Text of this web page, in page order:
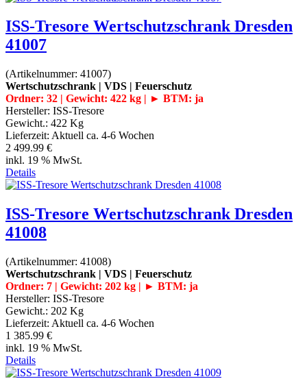
ISS-Tresore Wertschutzschrank Dresden
41007
(Artikelnummer: 41007)
Wertschutzschrank | VDS | Feuerschutz
Ordner: 32 | Gewicht: 422 kg | ► BTM: ja
Hersteller: ISS-Tresore
Gewicht.: 422 Kg
Lieferzeit: Aktuell ca. 4-6 Wochen
2 499.99 €
inkl. 19 % MwSt.
Details
ISS-Tresore Wertschutzschrank Dresden
41008
(Artikelnummer: 41008)
Wertschutzschrank | VDS | Feuerschutz
Ordner: 7 | Gewicht: 202 kg | ► BTM: ja
Hersteller: ISS-Tresore
Gewicht.: 202 Kg
Lieferzeit: Aktuell ca. 4-6 Wochen
1 385.99 €
inkl. 19 % MwSt.
Details